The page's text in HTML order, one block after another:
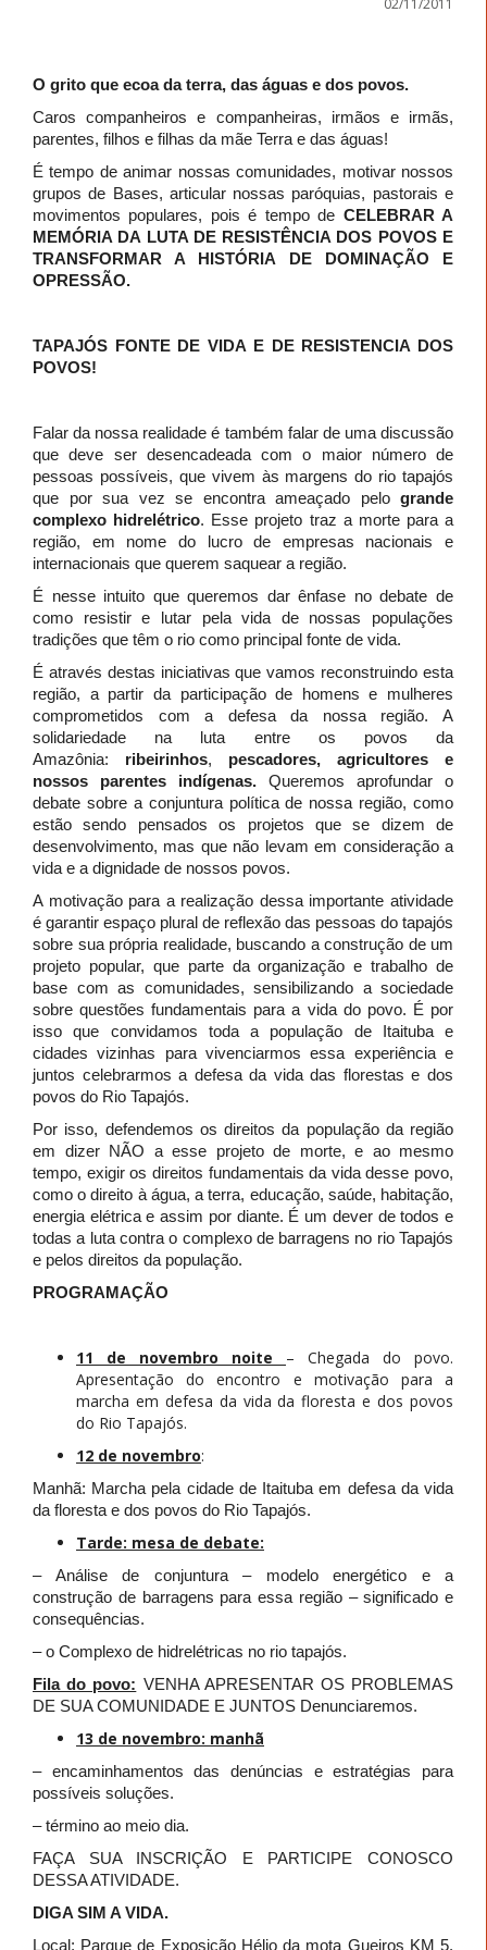
O grito que ecoa da terra, das águas e dos povos.
Caros companheiros e companheiras, irmãos e irmãs,
parentes, filhos e filhas da mãe Terra e das águas!
É tempo de animar nossas comunidades, motivar nossos
grupos de Bases, articular nossas paróquias, pastorais e
movimentos populares, pois é tempo de CELEBRAR A
MEMÓRIA DA LUTA DE RESISTÊNCIA DOS POVOS E
TRANSFORMAR A HISTÓRIA DE DOMINAÇÃO E
OPRESSÃO.
TAPAJÓS FONTE DE VIDA E DE RESISTENCIA DOS
POVOS!
Falar da nossa realidade é também falar de uma discussão
que deve ser desencadeada com o maior número de
pessoas possíveis, que vivem às margens do rio tapajós
que por sua vez se encontra ameaçado pelo grande
complexo hidrelétrico. Esse projeto traz a morte para a
região, em nome do lucro de empresas nacionais e
internacionais que querem saquear a região.
É nesse intuito que queremos dar ênfase no debate de
como resistir e lutar pela vida de nossas populações
tradições que têm o rio como principal fonte de vida.
É através destas iniciativas que vamos reconstruindo esta
região, a partir da participação de homens e mulheres
comprometidos com a defesa da nossa região. A
solidariedade na luta entre os povos da
Amazônia: ribeirinhos, pescadores, agricultores e
nossos parentes indígenas. Queremos aprofundar o
debate sobre a conjuntura política de nossa região, como
estão sendo pensados os projetos que se dizem de
desenvolvimento, mas que não levam em consideração a
vida e a dignidade de nossos povos.
A motivação para a realização dessa importante atividade
é garantir espaço plural de reflexão das pessoas do tapajós
sobre sua própria realidade, buscando a construção de um
projeto popular, que parte da organização e trabalho de
base com as comunidades, sensibilizando a sociedade
sobre questões fundamentais para a vida do povo. É por
isso que convidamos toda a população de Itaituba e
cidades vizinhas para vivenciarmos essa experiência e
juntos celebrarmos a defesa da vida das florestas e dos
povos do Rio Tapajós.
Por isso, defendemos os direitos da população da região
em dizer NÃO a esse projeto de morte, e ao mesmo
tempo, exigir os direitos fundamentais da vida desse povo,
como o direito à água, a terra, educação, saúde, habitação,
energia elétrica e assim por diante. É um dever de todos e
todas a luta contra o complexo de barragens no rio Tapajós
e pelos direitos da população.
PROGRAMAÇÃO
11 de novembro noite – Chegada do povo.
Apresentação do encontro e motivação para a
marcha em defesa da vida da floresta e dos povos
do Rio Tapajós.
12 de novembro:
Manhã: Marcha pela cidade de Itaituba em defesa da vida
da floresta e dos povos do Rio Tapajós.
Tarde: mesa de debate:
– Análise de conjuntura – modelo energético e a
construção de barragens para essa região – significado e
consequências.
– o Complexo de hidrelétricas no rio tapajós.
Fila do povo: VENHA APRESENTAR OS PROBLEMAS
DE SUA COMUNIDADE E JUNTOS Denunciaremos.
13 de novembro: manhã
– encaminhamentos das denúncias e estratégias para
possíveis soluções.
– término ao meio dia.
FAÇA SUA INSCRIÇÃO E PARTICIPE CONOSCO
DESSA ATIVIDADE.
DIGA SIM A VIDA.
Local: Parque de Exposição Hélio da mota Gueiros KM 5.